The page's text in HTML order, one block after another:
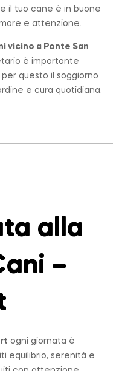
il tuo cane è in buone
e attenzione.
vicino a Ponte San
è importante
questo il soggiorno
e cura quotidiana.
alla
–
ogni giornata è
equilibrio, serenità e